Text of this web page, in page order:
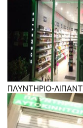
ΠΛΥΝΤΗΡΙΟ-